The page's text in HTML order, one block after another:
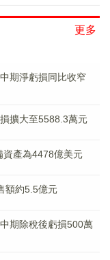
更多
期淨虧損同比收窄
擴大至5588.3萬元
資產為4478億美元
額約5.5億元
期除稅後虧損500萬